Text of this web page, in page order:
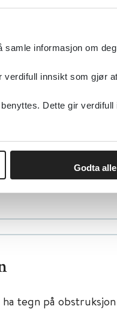
informasjon om
verdifull innsikt som gjør
Dette gir verdifull
Godta alle
på nytt etter
eller i
(eks. opioider og
av positiv
tegn på